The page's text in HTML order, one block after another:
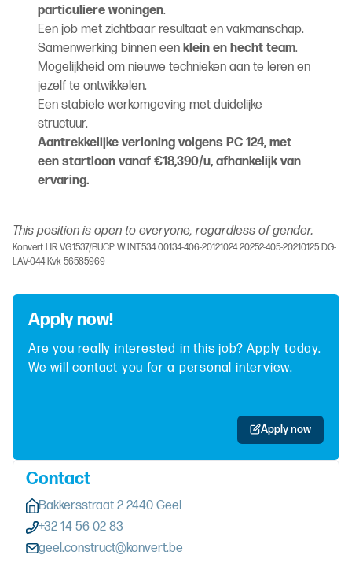
particuliere woningen.
Een job met zichtbaar resultaat en vakmanschap.
Samenwerking binnen een klein en hecht team.
Mogelijkheid om nieuwe technieken aan te leren en
jezelf te ontwikkelen.
Een stabiele werkomgeving met duidelijke
structuur.
Aantrekkelijke verloning volgens PC 124, met
een startloon vanaf €18,390/u, afhankelijk van
ervaring.
This position is open to everyone, regardless of gender.
Konvert HR VG.1537/BUCP W.INT.534 00134-406-20121024 20252-405-20210125 DG-
LAV-044 Kvk 56585969
Apply now!
Are you really interested in this job? Apply today.
We will contact you for a personal interview.
Apply now
Contact
Bakkersstraat 2 2440 Geel
+32 14 56 02 83
geel.construct@konvert.be